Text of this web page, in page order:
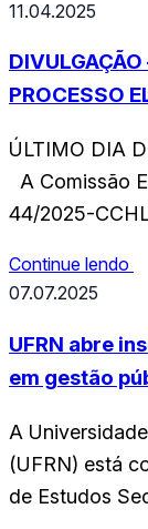
11.04.2025
PROCESSO
CPPD
ÚLTIMO DIA
A Comissão
44/2025-
de abril de
domingo dia
Continue lendo
07.07.2025
UFRN abre
em gestão
A
(UFRN) está
de Estudos